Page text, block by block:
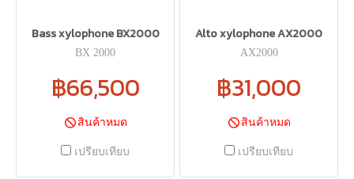
Bass xylophone BX2000
BX 2000
฿66,500
สินค้าหมด
เปรียบเทียบ
Alto xylophone AX2000
AX2000
฿31,000
สินค้าหมด
เปรียบเทียบ